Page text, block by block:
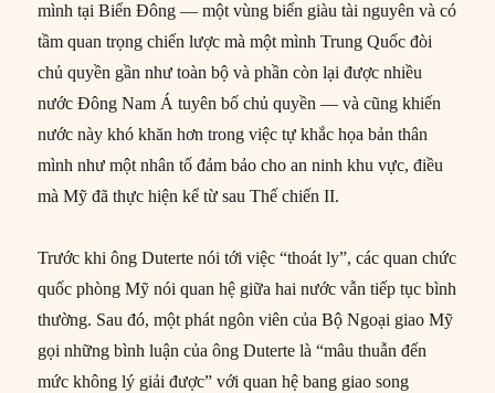
mình tại Biển Đông — một vùng biển giàu tài nguyên và có
tầm quan trọng chiến lược mà một mình Trung Quốc đòi
chủ quyền gần như toàn bộ và phần còn lại được nhiều
nước Đông Nam Á tuyên bố chủ quyền — và cũng khiến
nước này khó khăn hơn trong việc tự khắc họa bản thân
mình như một nhân tố đảm bảo cho an ninh khu vực, điều
mà Mỹ đã thực hiện kể từ sau Thế chiến II.
Trước khi ông Duterte nói tới việc “thoát ly”, các quan chức
quốc phòng Mỹ nói quan hệ giữa hai nước vẫn tiếp tục bình
thường. Sau đó, một phát ngôn viên của Bộ Ngoại giao Mỹ
gọi những bình luận của ông Duterte là “mâu thuẫn đến
mức không lý giải được” với quan hệ bang giao song